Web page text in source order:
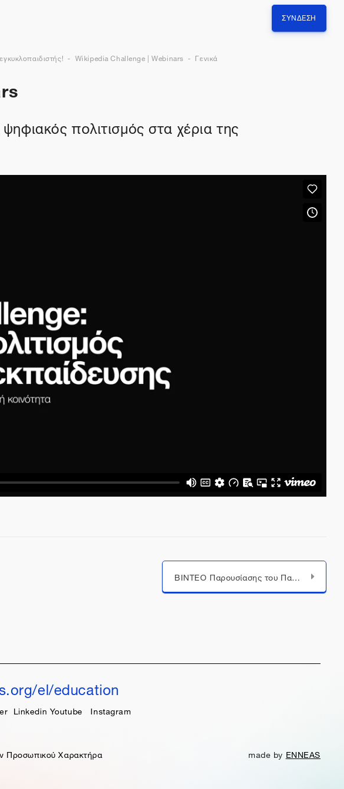
ΣΎΝΔΕΣΗ
Wikipedia Challenge | Webinars Γενικά
πολιτισμός στα χέρια της
ΒΙΝΤΕΟ Παρουσίασης του Πανελλήνιου Μαθητικού Διαγωνισμού “Wikipedia Challenge: Γίνε ένας σύγχρονος εγκυκλοπαιδιστής”.
el/education
Linkedin Youtube Instagram
Προσωπικού Χαρακτήρα made by ENNEAS